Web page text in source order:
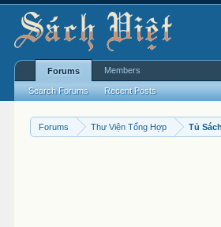
Forums Thư Viện Tổng Hợp Tủ
Forums
Search Forums Recent Posts
Members